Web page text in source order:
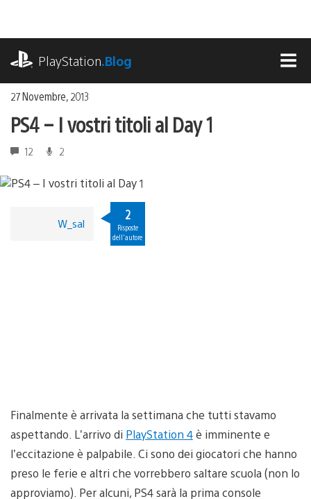
contenuto
PlayStation.Blog
27 Novembre, 2013
PS4 – I vostri titoli al Day 1
12 2
W_sal
2
Risposte
dell'autore
Finalmente è arrivata la settimana che tutti stavamo
aspettando. L’arrivo di PlayStation 4è imminente e
l’eccitazione è palpabile. Ci sono dei giocatori che hanno
preso le ferie e altri che vorrebbero saltare scuola (non lo
approviamo). Per alcuni, PS4 sarà la prima console